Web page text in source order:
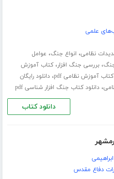
علمی
نظامی، انواع جنگ، عوامل
،بررسی جنگ افزار،کتاب آموزش
کتاب آموزش نظامی pdf ،دانلود رایگان
،دانلود کتاب جنگ افزار شناسی pdf
دانلود کتاب
دفاع مقدس